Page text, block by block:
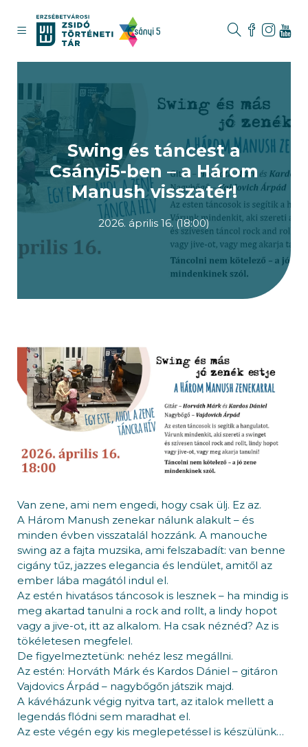
Swing és táncest a
Csányi5-ben – a Három
Manush visszatér!
2026. április 16. (18:00)
Van zene, ami nem engedi, hogy csak ülj. Ez az.
A Három Manush zenekar nálunk alakult – és
minden évben visszatalál hozzánk. A manouche
swing az a fajta muzsika, ami felszabadít: van benne
cigány tűz, jazzes elegancia és lendület, amitől az
ember lába magától indul el.
Az estén hivatásos táncosok is lesznek – ha mindig is
meg akartad tanulni a rock and rollt, a lindy hopot
vagy a jive-ot, itt az alkalom. Ha csak néznéd? Az is
tökéletesen megfelel.
De figyelmeztetünk: nehéz lesz megállni.
Az estén: Horváth Márk és Kardos Dániel – gitáron
Vajdovics Árpád – nagybőgőn játszik majd.
A kávéházunk végig nyitva tart, az italok mellett a
legendás flódni sem maradhat el.
Az este végén egy kis meglepetéssel is készülünk…